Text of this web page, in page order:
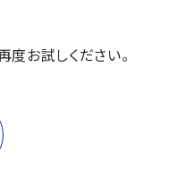
度お試しください。